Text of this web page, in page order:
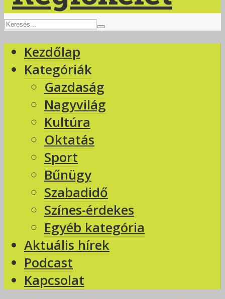
Kezdőlap
Kategóriák
Gazdaság
Nagyvilág
Kultúra
Oktatás
Sport
Bűnügy
Szabadidő
Színes-érdekes
Egyéb kategória
Aktuális hírek
Podcast
Kapcsolat